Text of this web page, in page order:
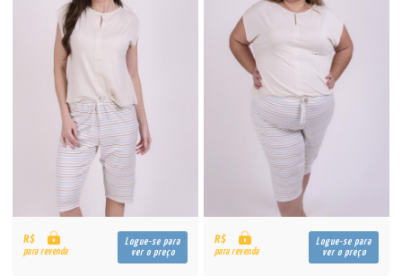
R$
para revenda
Logue-se para
ver o preço
R$
para revenda
Logue-se para
ver o preço